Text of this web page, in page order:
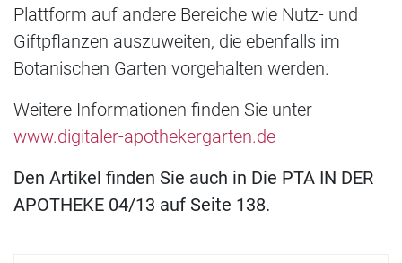
Plattform auf andere Bereiche wie Nutz- und
Giftpflanzen auszuweiten, die ebenfalls im
Botanischen Garten vorgehalten werden.
Weitere Informationen finden Sie unter
www.digitaler-apothekergarten.de
Den Artikel finden Sie auch in Die PTA IN DER
APOTHEKE 04/13 auf Seite 138.